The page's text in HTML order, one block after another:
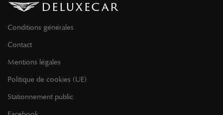
Conditions générales
Contact
Mentions légales
Politique de cookies (UE)
Stationnement public